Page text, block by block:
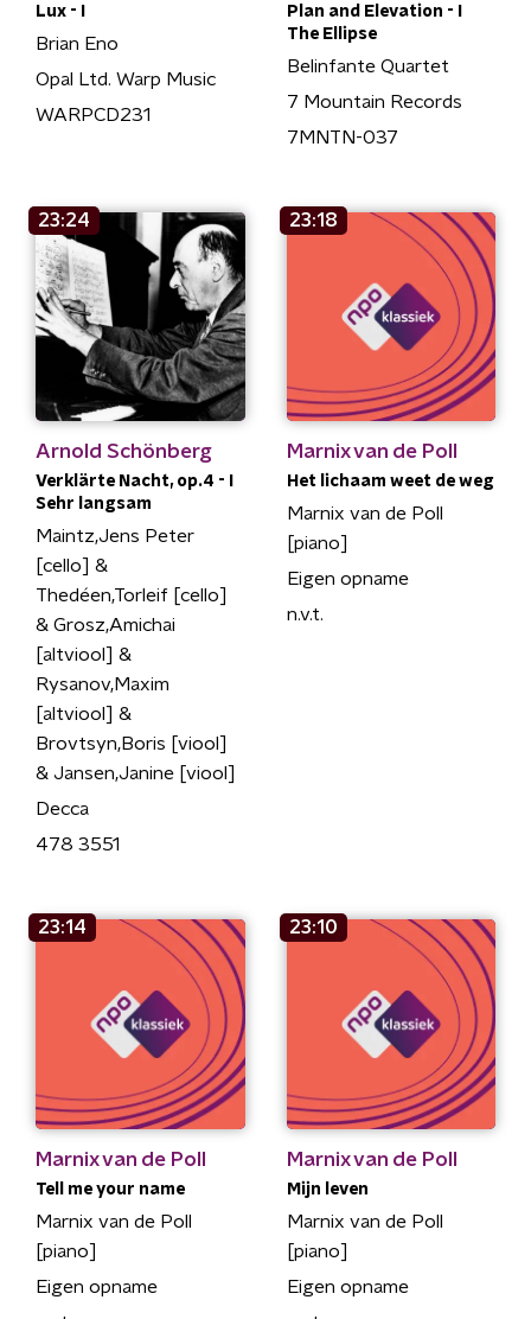
Lux - I
Brian Eno
Opal Ltd. Warp Music
WARPCD231
Plan and Elevation - I
The Ellipse
Belinfante Quartet
7 Mountain Records
7MNTN-037
23:24
Arnold Schönberg
Verklärte Nacht, op.4 - I
Sehr langsam
Maintz,Jens Peter
[cello] &
Thedéen,Torleif [cello]
& Grosz,Amichai
[altviool] &
Rysanov,Maxim
[altviool] &
Brovtsyn,Boris [viool]
& Jansen,Janine [viool]
Decca
478 3551
23:18
Marnix van de Poll
Het lichaam weet de weg
Marnix van de Poll
[piano]
Eigen opname
n.v.t.
23:14
Marnix van de Poll
Tell me your name
Marnix van de Poll
[piano]
Eigen opname
23:10
Marnix van de Poll
Mijn leven
Marnix van de Poll
[piano]
Eigen opname